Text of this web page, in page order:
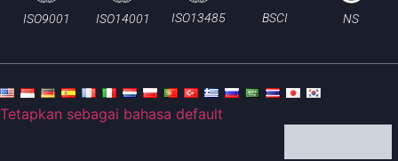
ISO9001 ISO14001 ISO13485 BSCI NS
Tetapkan sebagai bahasa default